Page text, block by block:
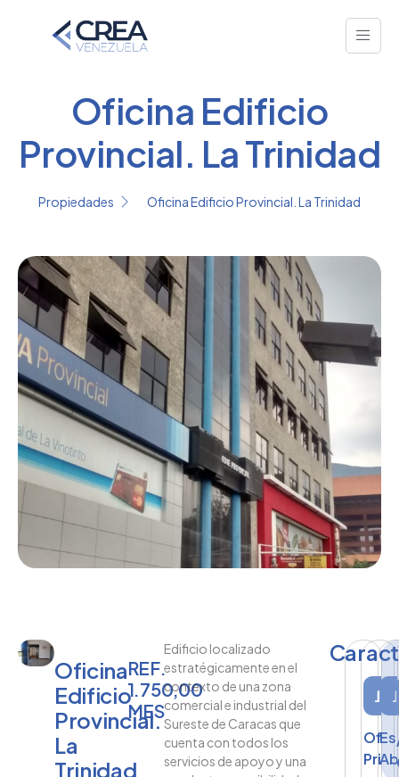
Oficina Edificio
Provincial. La Trinidad
Propiedades Oficina Edificio Provincial. La Trinidad
Oficina
Edificio
Provincial.
La
Trinidad
REF.
1.750,00
MES
Edificio localizado
estratégicamente en el
contexto de una zona
comercial e industrial del
Sureste de Caracas que
cuenta con todos los
servicios de apoyo y una